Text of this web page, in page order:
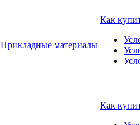
Прикладные материалы
Как
Как